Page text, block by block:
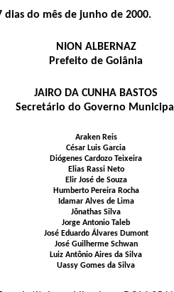
dias do mês de junho de 2000.
NION ALBERNAZ
Prefeito de Goiânia
JAIRO DA CUNHA BASTOS
Secretário do Governo Municipal
Araken Reis
César Luis Garcia
Diógenes Cardozo Teixeira
Elias Rassi Neto
Elir José de Souza
Humberto Pereira Rocha
Idamar Alves de Lima
Jônathas Silva
Jorge Antonio Taleb
José Eduardo Álvares Dumont
José Guilherme Schwan
Luiz Antônio Aires da Silva
Uassy Gomes da Silva